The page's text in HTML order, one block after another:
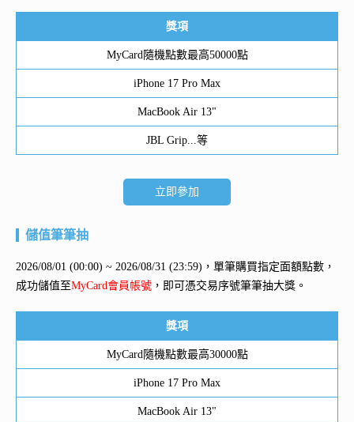
獎項
MyCard隨機點數最高50000點
iPhone 17 Pro Max
MacBook Air 13"
JBL Grip...等
立即參加
儲值筆筆抽
2026/08/01 (00:00) ~ 2026/08/31 (23:59)，單筆購買指定面額點數，
成功儲值至MyCard會員帳號 ，即可憑交易序號筆筆抽大獎。
獎項
MyCard隨機點數最高30000點
iPhone 17 Pro Max
MacBook Air 13"